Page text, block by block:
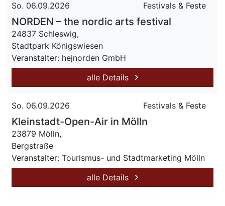
So. 06.09.2026 Festivals & Feste
NORDEN – the nordic arts festival
24837 Schleswig,
Stadtpark Königswiesen
Veranstalter: hejnorden GmbH
alle Details
So. 06.09.2026 Festivals & Feste
Kleinstadt-Open-Air in Mölln
23879 Mölln,
Bergstraße
Veranstalter: Tourismus- und Stadtmarketing Mölln
alle Details